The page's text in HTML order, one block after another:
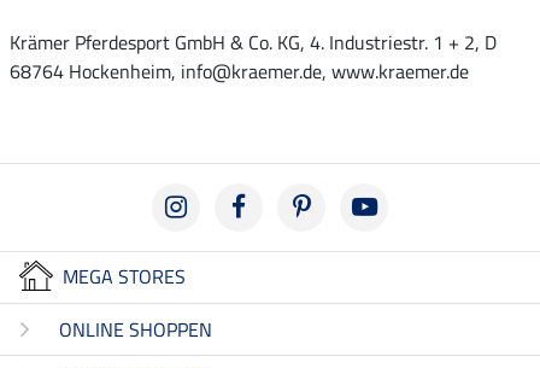
Krämer Pferdesport GmbH & Co. KG, 4. Industriestr. 1 + 2, D
68764 Hockenheim, info@kraemer.de, www.kraemer.de
MEGA STORES
ONLINE SHOPPEN